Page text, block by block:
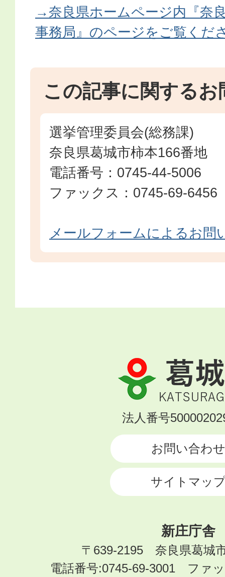
→奈良県ホームページ内『奈
事務局』のページをご覧くだ
この記事に関するお
選挙管理委員会(総務課)
奈良県葛城市柿本166番地
電話番号：0745-44-5006
ファックス：0745-69-6456
メールフォームによるお問
葛
城
市
KATSURAGI
法人番号
お問い合わせ
サイトマッ
新庄庁舎
〒639-2195 奈良県葛城
電話番号:0745-69-3001 ファ